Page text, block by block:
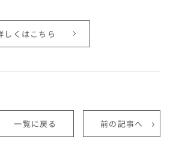
しくはこちら
一覧に戻る 前の記事へ